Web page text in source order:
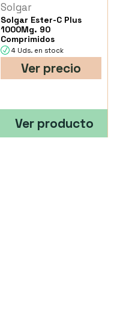
Solgar
Solgar Ester-C Plus
1000Mg. 90
Comprimidos
4 Uds. en stock
Ver precio
Ver producto